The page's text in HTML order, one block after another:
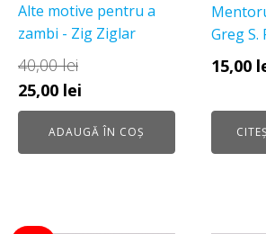
Alte motive pentru a
zambi - Zig Ziglar
40,00lei
Prețul
inițial
25,00 lei
curent
este:
ADAUGĂ ÎN COȘ
Greg S.
15,00